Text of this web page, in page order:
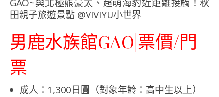
男鹿水族館GAO|票價/門
票
成人：1,300日圓（對象年齡：高中生以上）